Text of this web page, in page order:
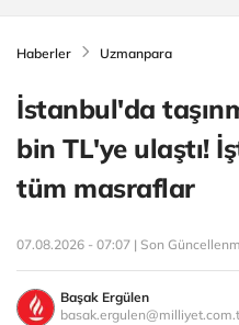
Haberler Uzmanpara
İstanbul'da
bin TL'ye ulaştı!
tüm masraflar
07.08.2026 - 07:07 | Son
Başak Ergülen